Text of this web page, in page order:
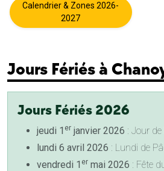
Calendrier & Zones 2026-
2027
Jours Fériés à
Jours Fériés 2026
jeudi 1 er janvier 2026 : Jour de
lundi 6 avril 2026 : Lundi de
vendredi 1 er mai 2026 : Fête